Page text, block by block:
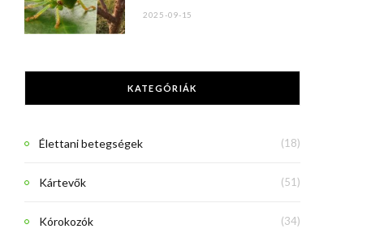
2025-09-15
KATEGÓRIÁK
Élettani betegségek (18)
Kártevők (51)
Kórokozók (34)